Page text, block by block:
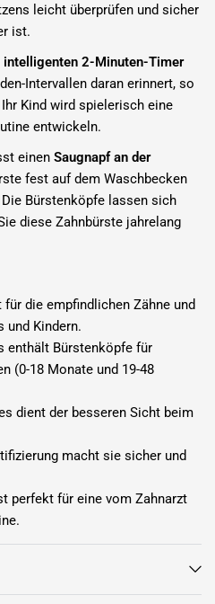
leicht überprüfen und sicher
ist.
intelligenten 2-Minuten-Timer
Intervallen daran erinnert, so
Kind wird spielerisch eine
entwickeln.
einenSaugnapf an der
fest auf dem Waschbecken
Bürstenköpfe lassen sich
diese Zahnbürste jahrelang
für die empfindlichen Zähne und
und Kindern.
enthält Bürstenköpfe für
(0-18 Monate und 19-48
dient der besseren Sicht beim
macht sie sicher und
perfekt für eine vom Zahnarzt
fest an ihrem Platz.
können Sie sich für
entscheiden. Sorgen Sie